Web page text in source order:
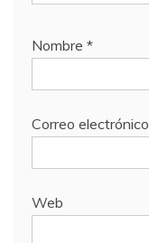
Nombre *
Correo electrónico
Web